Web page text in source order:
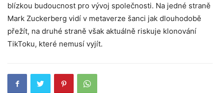
blízkou budoucnost pro vývoj společnosti. Na jedné straně
Mark Zuckerberg vidí v metaverze šanci jak dlouhodobě
přežít, na druhé straně však aktuálně riskuje klonování
TikToku, které nemusí vyjít.